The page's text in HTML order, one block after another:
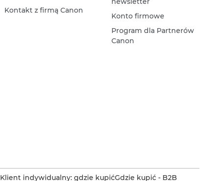
Kontakt z firmą Canon
Konto firmowe
Program dla Partnerów
Canon
Klient indywidualny: gdzie kupićGdzie kupić - B2B